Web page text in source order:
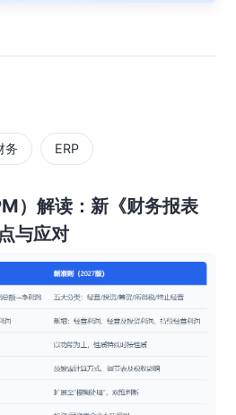
务 ERP
）解读：新《财务报表
与应对